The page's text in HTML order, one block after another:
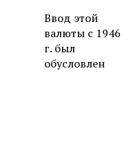
Ввод этой
валюты с 1946
г. был
обусловлен